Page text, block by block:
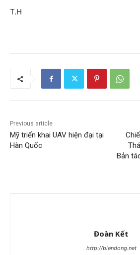
T.H
Previous article
Mỹ triển khai UAV hiện đại tại
Hàn Quốc
Bản
Đoàn Kết
http://biendong.net